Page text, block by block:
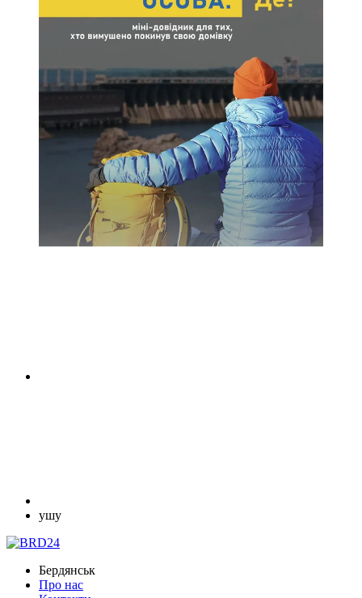
ушу
Бердянськ
Про нас